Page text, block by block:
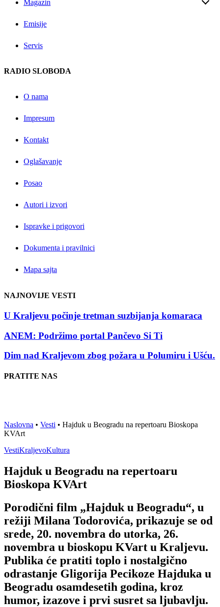
Magazin
Emisije
Servis
RADIO SLOBODA
O nama
Impresum
Kontakt
Oglašavanje
Posao
Autori i izvori
Ispravke i prigovori
Dokumenta i pravilnici
Mapa sajta
NAJNOVIJE VESTI
U Kraljevu počinje tretman suzbijanja komaraca
ANEM: Podržimo portal Pančevo Si Ti
Dim nad Kraljevom zbog požara u Polumiru i Ušću.
PRATITE NAS
Naslovna • Vesti • Hajduk u Beogradu na repertoaru Bioskopa
KVArt
VestiKraljevoKultura
Hajduk u Beogradu na repertoaru
Bioskopa KVArt
Porodični film „Hajduk u Beogradu“, u
režiji Milana Todorovića, prikazuje se od
srede, 20. novembra do utorka, 26.
novembra u bioskopu KVart u Kraljevu.
Publika će pratiti toplo i nostalgično
odrastanje Gligorija Pecikoze Hajduka u
Beogradu osamdesetih godina, kroz
humor, izazove i prvi susret sa ljubavlju.